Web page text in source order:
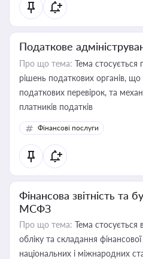
Податкове
Про що тема: Тема стосується
рішень податкових органів,
податкових перевірок, та
платників податків
Фінансові послуги
Фінансова звітність та
МСФЗ
Про що тема: Тема стосується
обліку та складання фінансової
національних і міжнародних